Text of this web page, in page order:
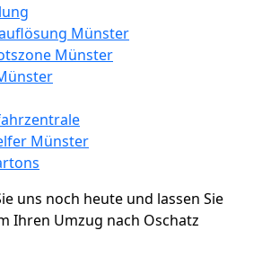
Münster
Münster
Münster
uns noch heute und lassen Sie
Ihren Umzug nach Oschatz